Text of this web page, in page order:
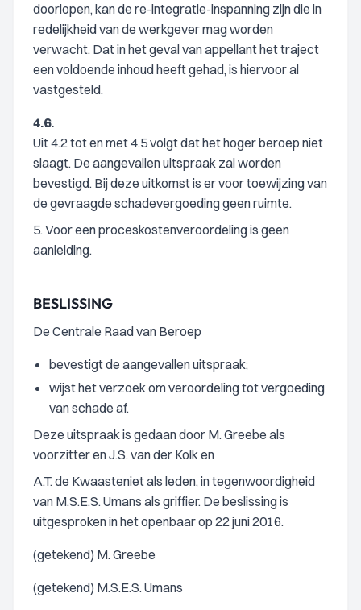
doorlopen, kan de re-integratie-inspanning zijn die in
redelijkheid van de werkgever mag worden
verwacht. Dat in het geval van appellant het traject
een voldoende inhoud heeft gehad, is hiervoor al
vastgesteld.
4.6.
Uit 4.2 tot en met 4.5 volgt dat het hoger beroep niet
slaagt. De aangevallen uitspraak zal worden
bevestigd. Bij deze uitkomst is er voor toewijzing van
de gevraagde schadevergoeding geen ruimte.
5. Voor een proceskostenveroordeling is geen
aanleiding.
BESLISSING
De Centrale Raad van Beroep
bevestigt de aangevallen uitspraak;
wijst het verzoek om veroordeling tot vergoeding
van schade af.
Deze uitspraak is gedaan door M. Greebe als
voorzitter en J.S. van der Kolk en
A.T. de Kwaasteniet als leden, in tegenwoordigheid
van M.S.E.S. Umans als griffier. De beslissing is
uitgesproken in het openbaar op 22 juni 2016.
(getekend) M. Greebe
(getekend) M.S.E.S. Umans